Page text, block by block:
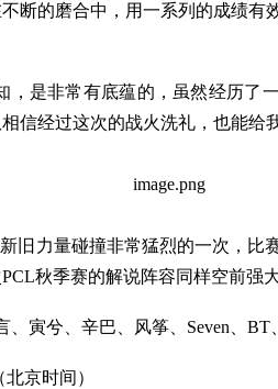
断的磨合中，用一系列的成绩有
，是非常有底蕴的，虽然经历了
信经过这次的战火洗礼，也能给
旧力量碰撞非常猛烈的一次，比
秋季赛的解说阵容同样空前强
、寅兮、辛巴、风筝、Seven、
京时间）